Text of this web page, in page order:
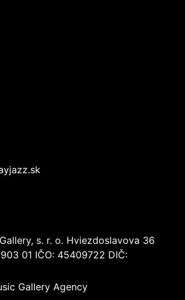
s. r. o. Hviezdoslavova 36
01 IČO: 45409722 DIČ:
Gallery Agency